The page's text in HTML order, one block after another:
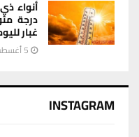
درجة
غبار
5 أغسطس، 2026
INSTAGRAM